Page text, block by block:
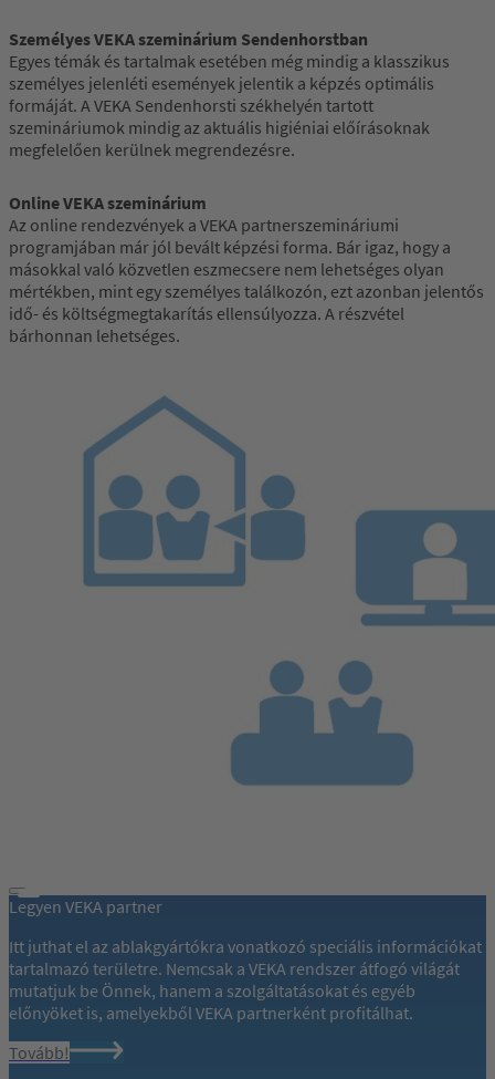
Személyes VEKA szeminárium Sendenhorstban
Egyes témák és tartalmak esetében még mindig a klasszikus
személyes jelenléti események jelentik a képzés optimális
formáját. A VEKA Sendenhorsti székhelyén tartott
szemináriumok mindig az aktuális higiéniai előírásoknak
megfelelően kerülnek megrendezésre.
Online VEKA szeminárium
Az online rendezvények a VEKA partnerszemináriumi
programjában már jól bevált képzési forma. Bár igaz, hogy a
másokkal való közvetlen eszmecsere nem lehetséges olyan
mértékben, mint egy személyes találkozón, ezt azonban jelentős
idő- és költségmegtakarítás ellensúlyozza. A részvétel
bárhonnan lehetséges.
Legyen VEKA partner
Itt juthat el az ablakgyártókra vonatkozó speciális információkat
tartalmazó területre. Nemcsak a VEKA rendszer átfogó világát
mutatjuk be Önnek, hanem a szolgáltatásokat és egyéb
előnyöket is, amelyekből VEKA partnerként profitálhat.
Tovább!